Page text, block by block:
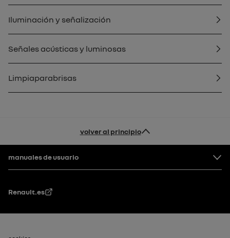
Iluminación y señalización
Señales acústicas y luminosas
Limpiaparabrisas
volver al principio
Pie de página
manuales de usuario
Renault.es